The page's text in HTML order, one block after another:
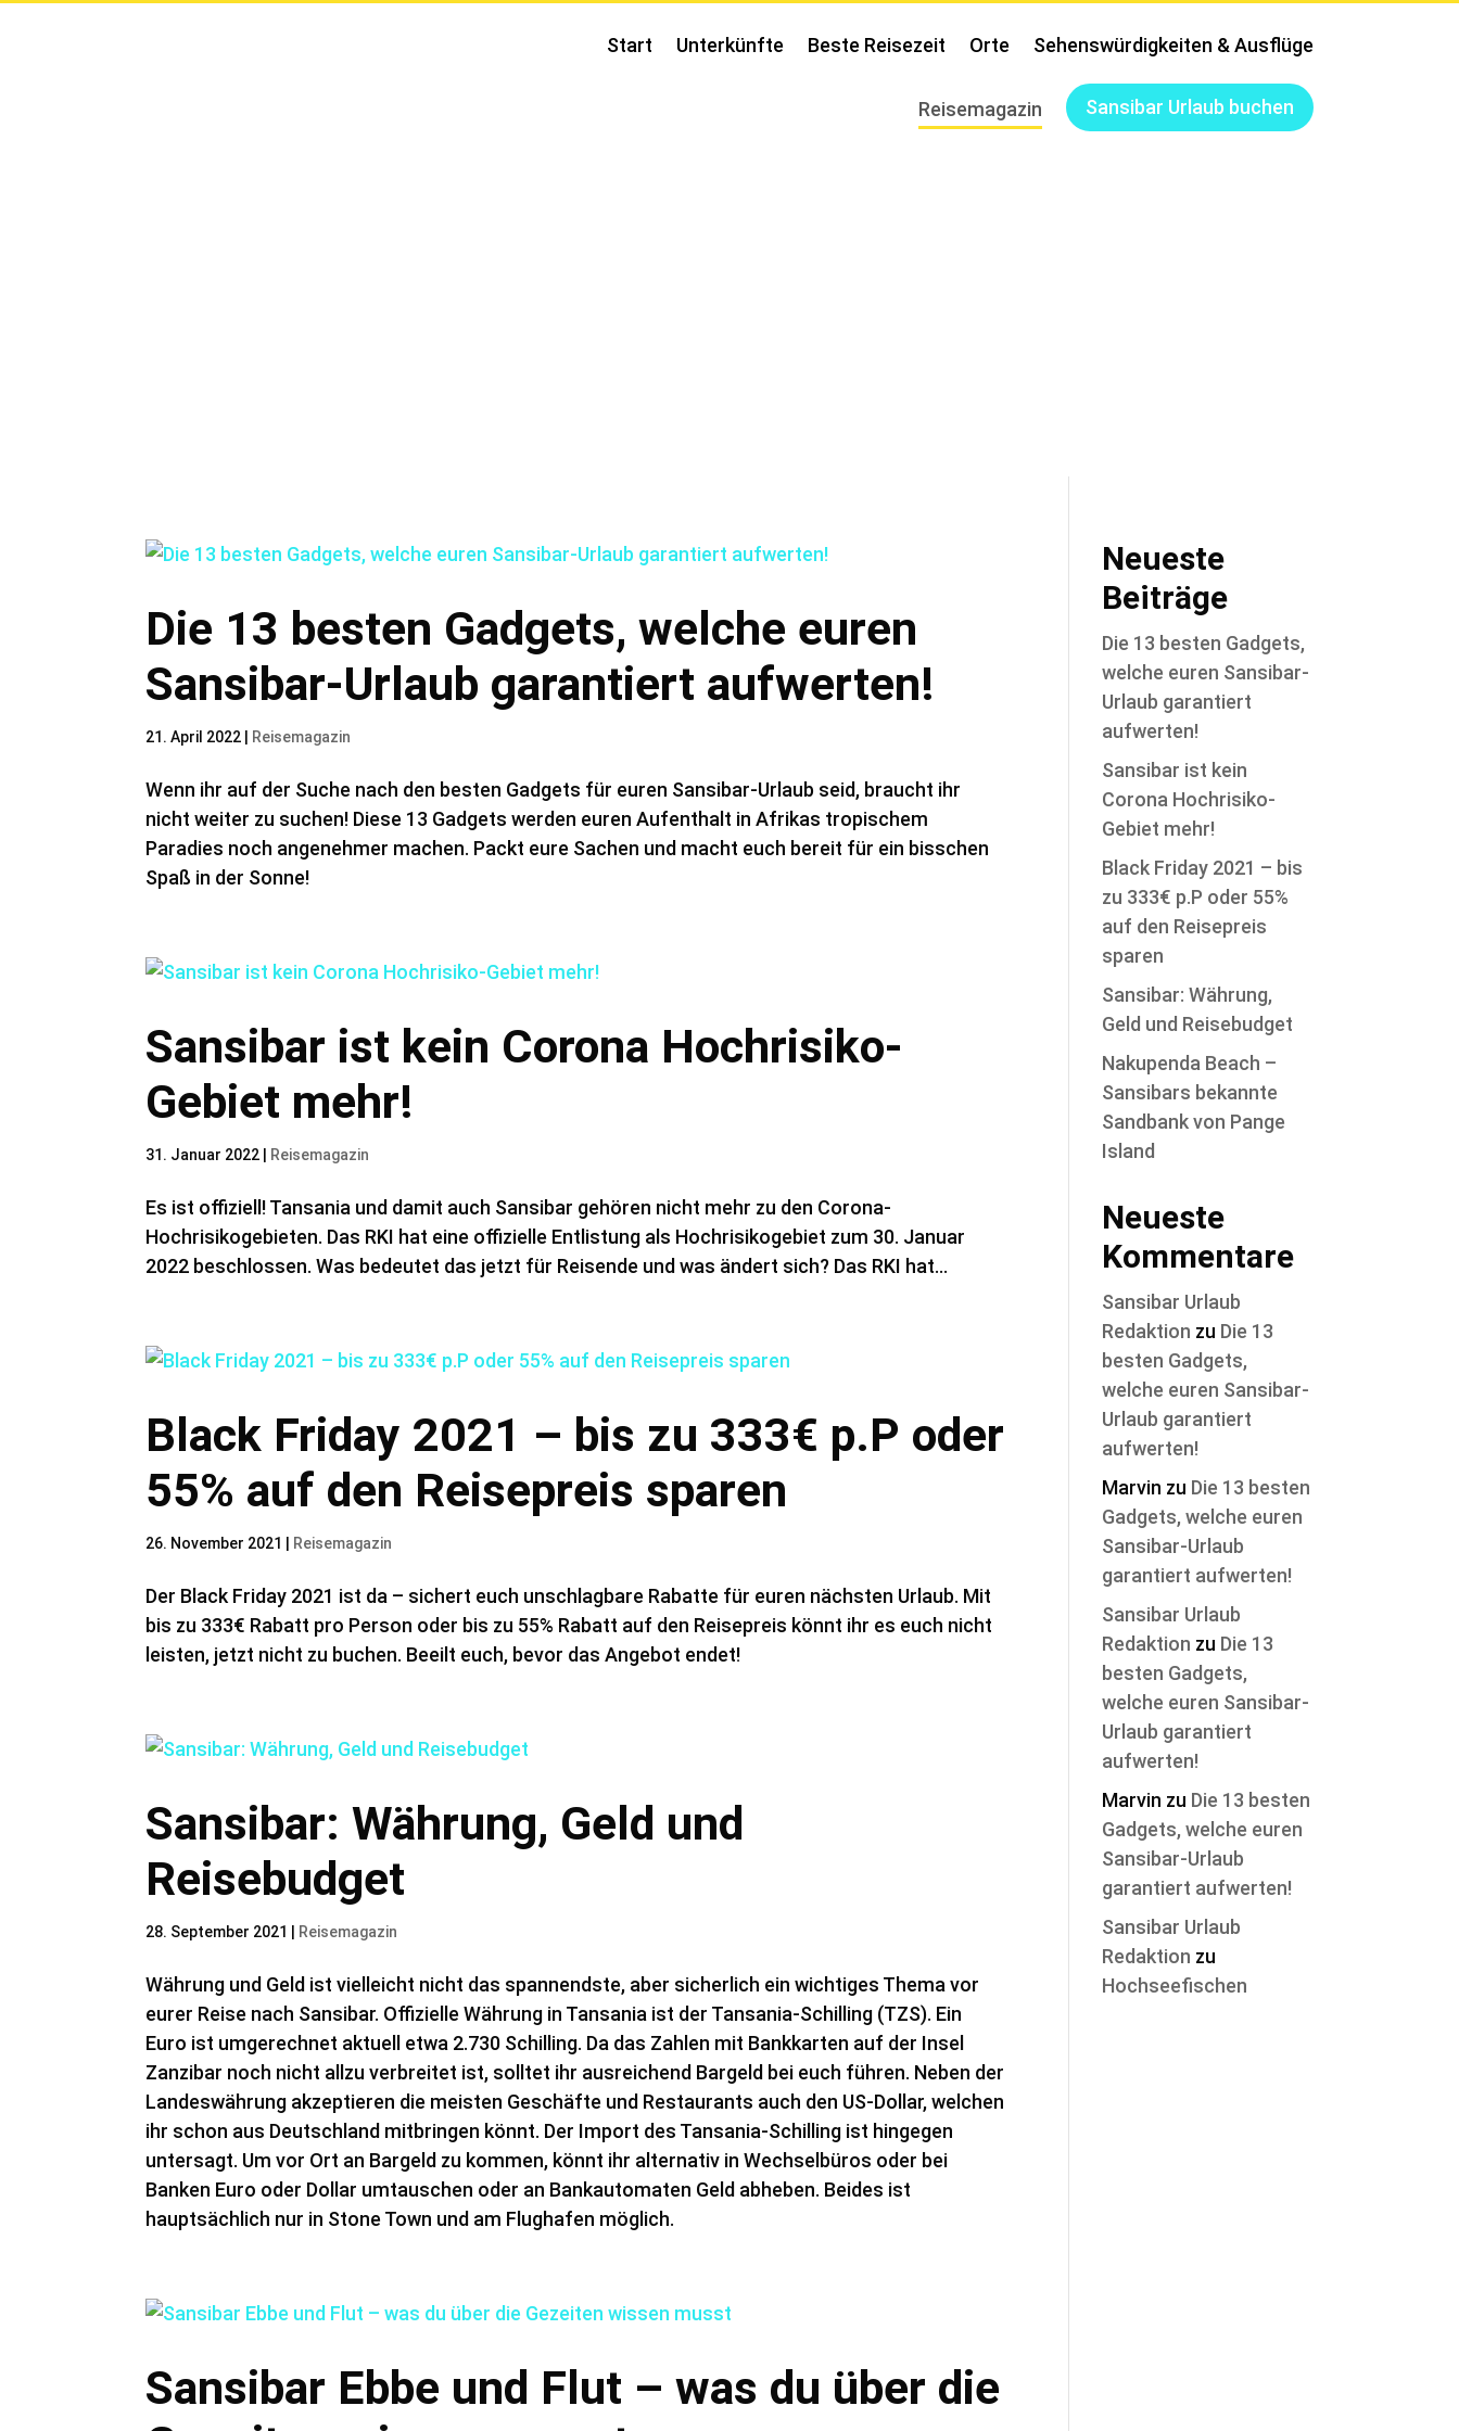
Start Unterkünfte Beste Reisezeit Orte Sehenswürdigkeiten & Ausflüge
Reisemagazin Sansibar Urlaub buchen
Die 13 besten Gadgets, welche euren
Sansibar-Urlaub garantiert aufwerten!
21. April 2022 Reisemagazin
Wenn ihr auf der Suche nach den besten Gadgets für euren Sansibar-Urlaub seid, braucht ihr
nicht weiter zu suchen! Diese 13 Gadgets werden euren Aufenthalt in Afrikas tropischem
Paradies noch angenehmer machen. Packt eure Sachen und macht euch bereit für ein bisschen
Spaß in der Sonne!
Sansibar ist kein Corona Hochrisiko-
Gebiet mehr!
31. Januar 2022 Reisemagazin
Es ist offiziell! Tansania und damit auch Sansibar gehören nicht mehr zu den Corona-
Hochrisikogebieten. Das RKI hat eine offizielle Entlistung als Hochrisikogebiet zum 30. Januar
2022 beschlossen. Was bedeutet das jetzt für Reisende und was ändert sich? Das RKI hat...
Black Friday 2021 – bis zu 333€ p.P oder
55% auf den Reisepreis sparen
26. November 2021 Reisemagazin
Der Black Friday 2021 ist da – sichert euch unschlagbare Rabatte für euren nächsten Urlaub. Mit
bis zu 333€ Rabatt pro Person oder bis zu 55% Rabatt auf den Reisepreis könnt ihr es euch nicht
leisten, jetzt nicht zu buchen. Beeilt euch, bevor das Angebot endet!
Sansibar: Währung, Geld und
Reisebudget
28. September 2021 Reisemagazin
Währung und Geld ist vielleicht nicht das spannendste, aber sicherlich ein wichtiges Thema vor
eurer Reise nach Sansibar. Offizielle Währung in Tansania ist der Tansania-Schilling (TZS). Ein
Euro ist umgerechnet aktuell etwa 2.730 Schilling. Da das Zahlen mit Bankkarten auf der Insel
Zanzibar noch nicht allzu verbreitet ist, solltet ihr ausreichend Bargeld bei euch führen. Neben der
Landeswährung akzeptieren die meisten Geschäfte und Restaurants auch den US-Dollar, welchen
ihr schon aus Deutschland mitbringen könnt. Der Import des Tansania-Schilling ist hingegen
untersagt. Um vor Ort an Bargeld zu kommen, könnt ihr alternativ in Wechselbüros oder bei
Banken Euro oder Dollar umtauschen oder an Bankautomaten Geld abheben. Beides ist
hauptsächlich nur in Stone Town und am Flughafen möglich.
Sansibar Ebbe und Flut – was du über die
Neueste
Beiträge
Die 13 besten Gadgets,
welche euren Sansibar-
Urlaub garantiert
aufwerten!
Sansibar ist kein
Corona Hochrisiko-
Gebiet mehr!
Black Friday 2021 – bis
zu 333€ p.P oder 55%
auf den Reisepreis
sparen
Sansibar: Währung,
Geld und Reisebudget
Nakupenda Beach –
Sansibars bekannte
Sandbank von Pange
Island
Neueste
Kommentare
Sansibar Urlaub
Redaktion zu Die 13
besten Gadgets,
welche euren Sansibar-
Urlaub garantiert
aufwerten!
Marvin zu Die 13 besten
Gadgets, welche euren
Sansibar-Urlaub
garantiert aufwerten!
Sansibar Urlaub
Redaktion zu Die 13
besten Gadgets,
welche euren Sansibar-
Urlaub garantiert
aufwerten!
Marvin zu Die 13 besten
Gadgets, welche euren
Sansibar-Urlaub
garantiert aufwerten!
Sansibar Urlaub
Redaktion zu
Hochseefischen